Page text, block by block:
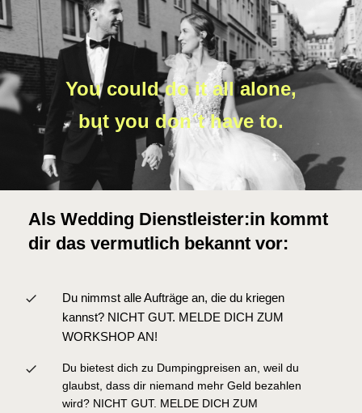
You could do it all alone,
but you don´t have to.
Als Wedding Dienstleister:in kommt
dir das vermutlich bekannt vor:
Du nimmst alle Aufträge an, die du kriegen
kannst? NICHT GUT. MELDE DICH ZUM
WORKSHOP AN!
Du bietest dich zu Dumpingpreisen an, weil du
glaubst, dass dir niemand mehr Geld bezahlen
wird? NICHT GUT. MELDE DICH ZUM